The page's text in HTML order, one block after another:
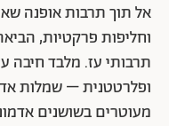
אל תוך תרבות אופנה
וחליפות פרקטיות,
תרבותי עז. מלבד חיבה
ופלרטטנית – שמלות
מעוטרים בשושנים